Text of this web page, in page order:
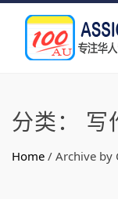
分类： 写
Home / Archive by